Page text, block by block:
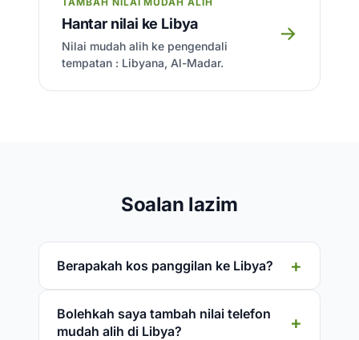
Hantar nilai ke Libya
Nilai mudah alih ke pengendali
tempatan : Libyana, Al-Madar.
→
Soalan lazim
Berapakah kos panggilan ke Libya?
Bolehkah saya tambah nilai telefon
mudah alih di Libya?